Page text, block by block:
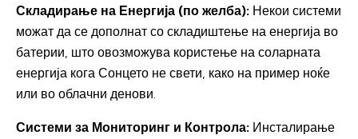
Складирање на Енергија (по желба): Некои системи
можат да се дополнат со складиштење на енергија во
батерии, што овозможува користење на соларната
енергија кога Сонцето не свети, како на пример ноќе
или во облачни денови.
Системи за Мониторинг и Контрола: Инсталирање